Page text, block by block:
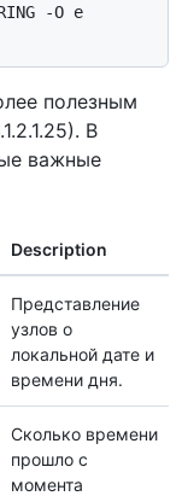
-O e
полезным
В
важные
Description
Представление
узлов о
локальной дате и
времени дня.
Сколько времени
прошло с
момента